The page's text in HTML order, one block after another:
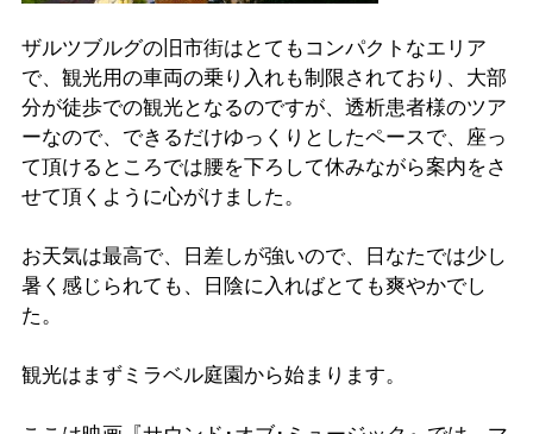
ザルツブルグの旧市街はとてもコンパクトなエリア
で、観光用の車両の乗り入れも制限されており、大部
分が徒歩での観光となるのですが、透析患者様のツア
ーなので、できるだけゆっくりとしたペースで、座っ
て頂けるところでは腰を下ろして休みながら案内をさ
せて頂くように心がけました。
お天気は最高で、日差しが強いので、日なたでは少し
暑く感じられても、日陰に入ればとても爽やかでし
た。
観光はまずミラベル庭園から始まります。